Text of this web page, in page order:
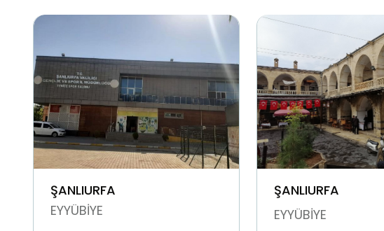
ŞANLIURFA
EYYÜBİYE
ŞANLIURFA
EYYÜBİYE